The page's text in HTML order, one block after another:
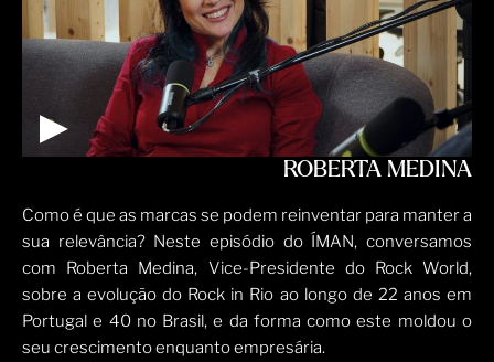
ROBERTA MEDINA
Como é que as marcas se podem reinventar para manter a
sua relevância? Neste episódio do ÍMAN, conversamos
com Roberta Medina, Vice-Presidente do Rock World,
sobre a evolução do Rock in Rio ao longo de 22 anos em
Portugal e 40 no Brasil, e da forma como este moldou o
seu crescimento enquanto empresária.